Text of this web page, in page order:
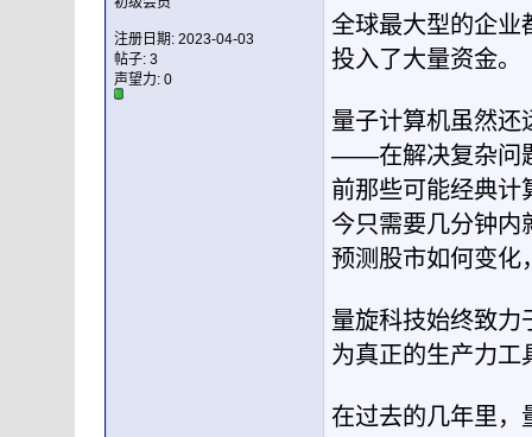
注册日期: 2023-04-03
帖子: 3
声望力: 0
全球最大型的企业
投入了大量资金。
量子计算机虽然还
——在解决复杂问
前那些可能经典计
今只需要几分钟内
预测股市如何变化
量旋科技始终致力
为真正的生产力工
在过去的几年里，